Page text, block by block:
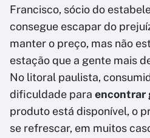
Francisco, sócio do
consegue escapar do
manter o preço, mas não
estação que a gente mais
No litoral paulista,
dificuldade para encontrar
produto está disponível, o
se refrescar, em muitos